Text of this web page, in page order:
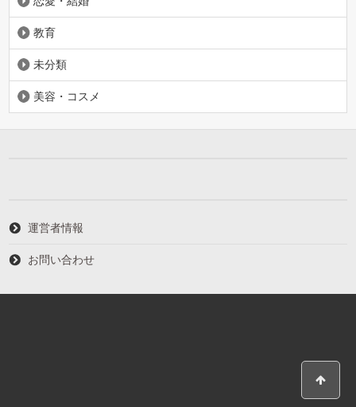
教育
未分類
美容・コスメ
運営者情報
お問い合わせ